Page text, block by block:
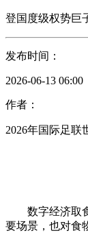
登国度级权势巨
发布时间：
2026-06-13 06:00
作者：
2026年国际足联
数字经济取食
要场景，也对食